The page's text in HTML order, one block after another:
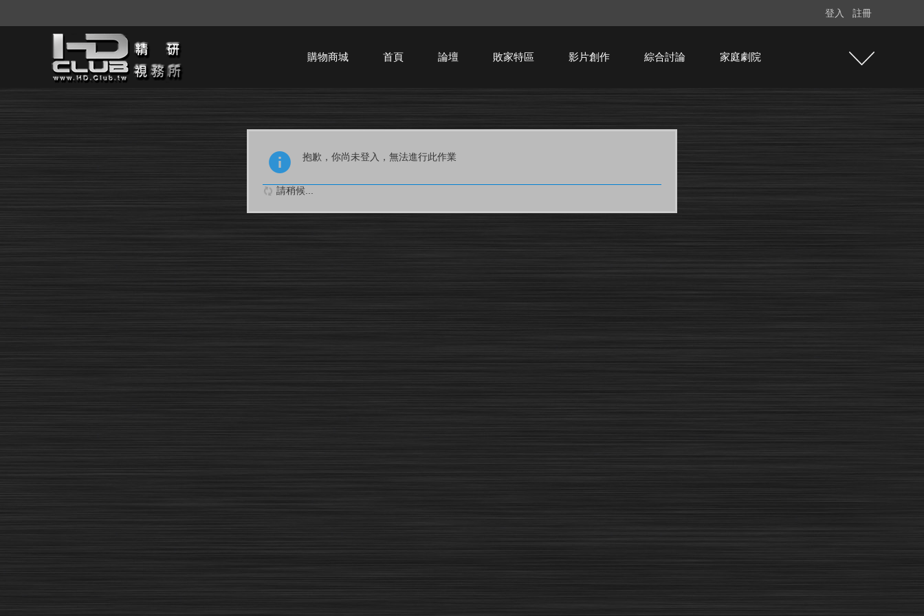
登入 註冊
購物商城 首頁 論壇 敗家特區 影片創作 綜合討論 家庭劇院
抱歉，你尚未登入，無法進行此作業
請稍候...